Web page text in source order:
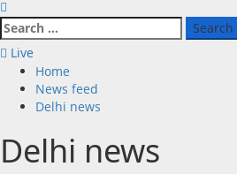
Search
for:
Live
Home
News feed
Delhi news
Delhi news